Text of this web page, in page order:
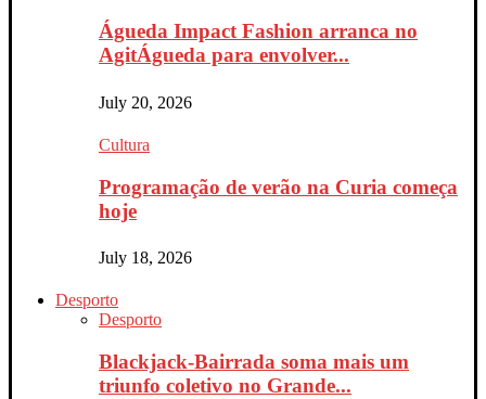
Águeda Impact Fashion arranca no
AgitÁgueda para envolver...
July 20, 2026
Cultura
Programação de verão na Curia começa
hoje
July 18, 2026
Desporto
Desporto
Blackjack-Bairrada soma mais um
triunfo coletivo no Grande...